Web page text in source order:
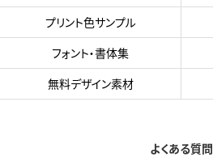
プリント色サンプル
フォント・書体集
無料デザイン素材
よくある質問